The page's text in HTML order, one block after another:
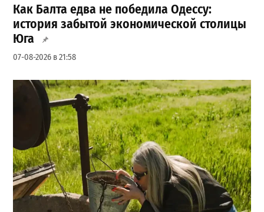
Как Балта едва не победила Одессу:
история забытой экономической столицы
Юга
07-08-2026 в 21:58